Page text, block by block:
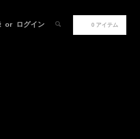
or ログイン 0 アイテム